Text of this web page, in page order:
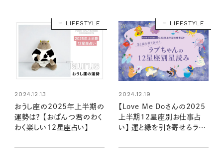
LIFESTYLE
2024.12.13
おうし座の2025年上半期の
運勢は？ 【おぱんつ君のわく
わく楽しい12星座占い】
LIFESTYLE
2024.12.19
【Love Me Doさんの2025
上半期12星座別お仕事占
い】 運と縁を引き寄せるラブ